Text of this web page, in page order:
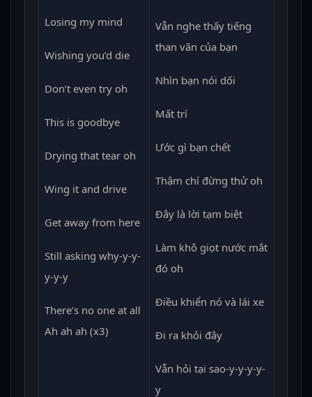
Losing my mind
Wishing you’d die
Don’t even try oh
This is goodbye
Drying that tear oh
Wing it and drive
Get away from here
Still asking why-y-y-
y-y-y
There’s no one at all
Ah ah ah (x3)
Vẫn nghe thấy tiếng
than vãn của bạn
Nhìn bạn nói dối
Mất trí
Ước gì bạn chết
Thậm chí đừng thử oh
Đây là lời tạm biệt
Làm khô giọt nước mắt
đó oh
Điều khiển nó và lái xe
Đi ra khỏi đây
Vẫn hỏi tại sao-y-y-y-y-
y